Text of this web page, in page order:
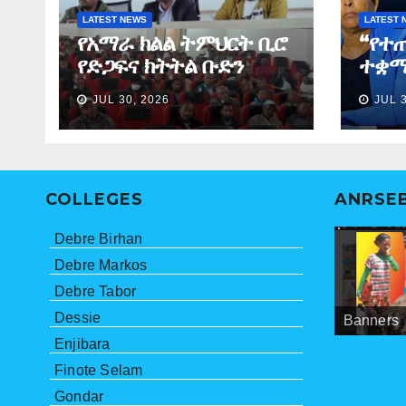
LATEST NEWS
የአማራ ክልል ትምህርት ቢሮ
የድጋፍና ክትትል ቡድን
የማጠቃለያ ግብረ መልስ ሰጠ
JUL 30, 2026
LATEST
JUL
COLLEGES
Debre Birhan
Debre Markos
Debre Tabor
Dessie
Enjibara
Finote Selam
Gondar
Banners
Meetings